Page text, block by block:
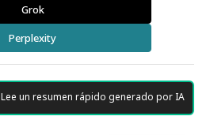
Grok
Perplexity
Lee un resumen rápido generado por IA